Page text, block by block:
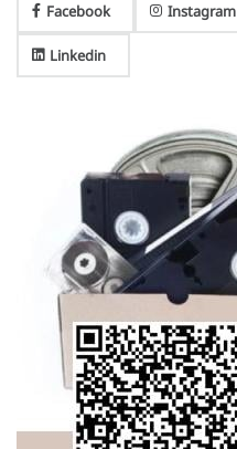
Facebook Instagram
Linkedin